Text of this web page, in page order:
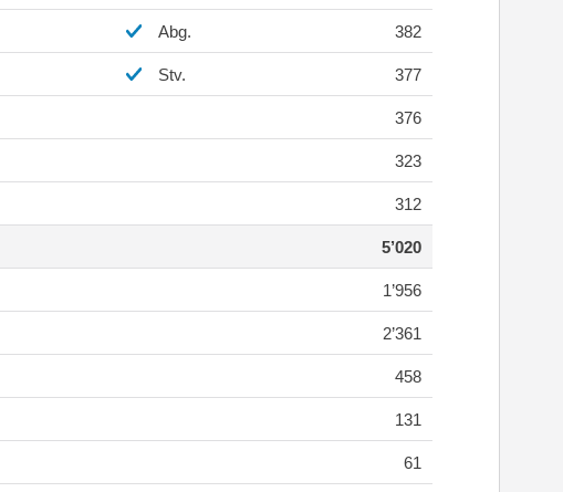
Abg. 382
Stv. 377
376
323
312
5’020
1’956
2’361
458
131
61